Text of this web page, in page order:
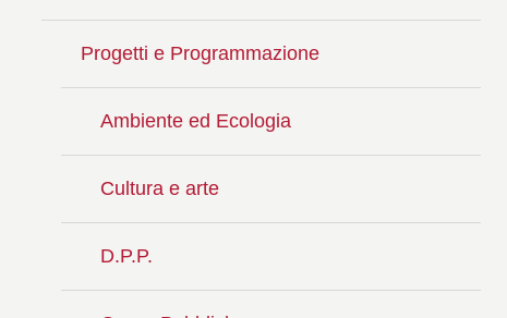
Progetti e Programmazione
Ambiente ed Ecologia
Cultura e arte
D.P.P.